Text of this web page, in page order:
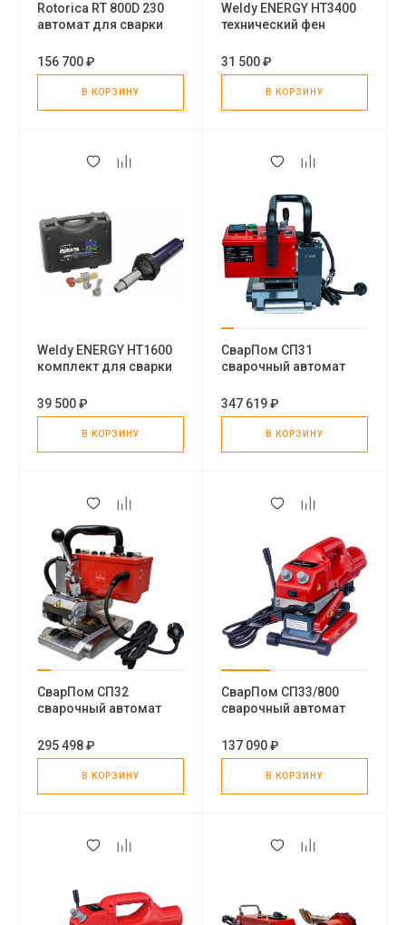
Rotorica RT 800D 230
автомат для сварки
клином
156 700 ₽
В КОРЗИНУ
Weldy ENERGY HT3400
технический фен
31 500 ₽
В КОРЗИНУ
Weldy ENERGY HT1600
комплект для сварки
39 500 ₽
В КОРЗИНУ
СварПом СП31
сварочный автомат
347 619 ₽
В КОРЗИНУ
СварПом СП32
сварочный автомат
295 498 ₽
В КОРЗИНУ
СварПом СП33/800
сварочный автомат
137 090 ₽
В КОРЗИНУ